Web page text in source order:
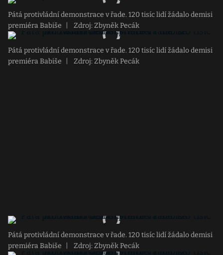
Pátá protivládní demonstrace v řade. 120 tisíc lidí žádalo demisi
premiéra Babiše
Zdroj: Zbyněk Pecák
Pátá protivládní demonstrace v řade. 120 tisíc lidí žádalo demisi
premiéra Babiše
Zdroj: Zbyněk Pecák
Pátá protivládní demonstrace v řade. 120 tisíc lidí žádalo demisi
premiéra Babiše
Zdroj: Zbyněk Pecák